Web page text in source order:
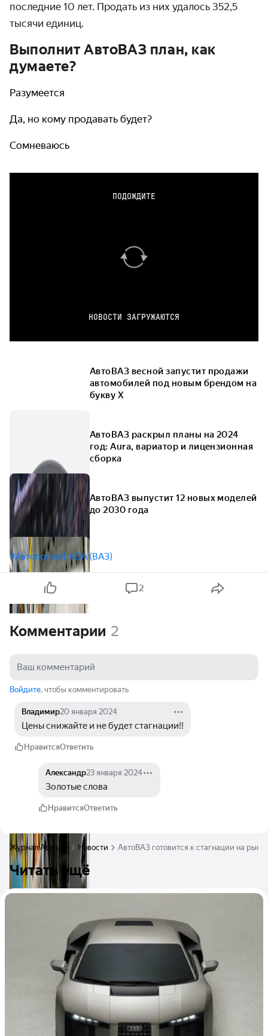
последние 10 лет. Продать из них удалось 352,5
тысячи единиц.
Выполнит АвтоВАЗ план, как
думаете?
Разумеется
Да, но кому продавать будет?
Сомневаюсь
ПОДОЖДИТЕ
НОВОСТИ ЗАГРУЖАЮТСЯ
АвтоВАЗ весной запустит продажи
автомобилей под новым брендом на
букву X
АвтоВАЗ раскрыл планы на 2024
год: Aura, вариатор и лицензионная
сборка
АвтоВАЗ выпустит 12 новых моделей
до 2030 года
#Автопром#LADA (ВАЗ)
2
Комментарии 2
Войдите, чтобы комментировать
Владимир20 января 2024
Цены снижайте и не будет стагнации!!
НравитсяОтветить
Александр23 января 2024
Золотые слова
НравитсяОтветить
Журнал Авто.ру Новости АвтоВАЗ готовится к стагнации на
Читать ещё